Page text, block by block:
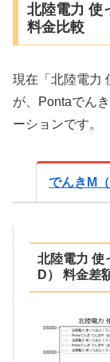
北陸電力 使
料金比較
現在「北陸電力
が、Pontaでん
ーションです。
でんきM（
北陸電力 使
D） 料金差